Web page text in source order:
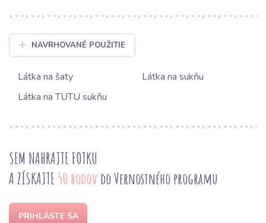
NAVRHOVANÉ POUŽITIE
Látka na šaty
Látka na sukňu
Látka na TUTU sukňu
SEM NAHRAJTE FOTKU
A ZÍSKAJTE 50 bodov do Vernostného programu
PRIHLÁSTE SA